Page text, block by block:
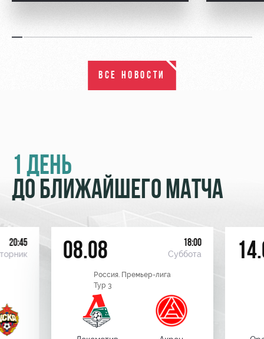
ВСЕ НОВОСТИ
1 ДЕНЬ
ДО БЛИЖАЙШЕГО МАТЧА
20:45 08.08 18:00
Суббота
Россия. Премьер-лига
Тур 3